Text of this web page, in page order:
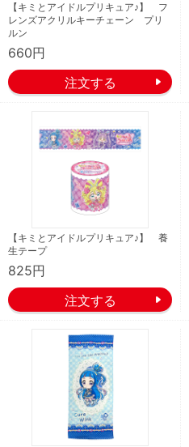
【キミとアイドルプリキュア♪】 フ
レンズアクリルキーチェーン プリ
ルン
660円
【キミとアイドルプリキュア♪】 養
生テープ
825円